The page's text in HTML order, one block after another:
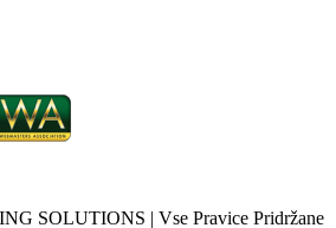
SOLUTIONS | Vse Pravice Pridržane